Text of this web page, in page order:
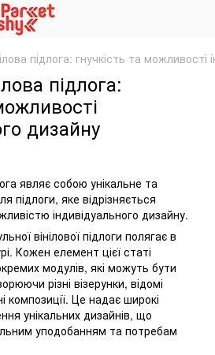
підлога: гнучкість та можливості
підлога:
дизайну
являє собою унікальне та
підлоги, яке відрізняється
індивідуального дизайну.
вінілової підлоги полягає в
Кожен елемент цієї статі
модулів, які можуть бути
різні візерунки, відомі
композиції. Це надає широкі
унікальних дизайнів, що
уподобанням та потребам